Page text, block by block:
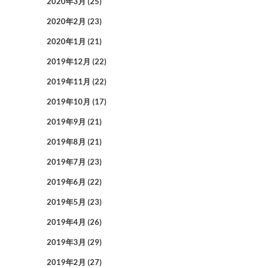
2020年2月 (23)
2020年1月 (21)
2019年12月 (22)
2019年11月 (22)
2019年10月 (17)
2019年9月 (21)
2019年8月 (21)
2019年7月 (23)
2019年6月 (22)
2019年5月 (23)
2019年4月 (26)
2019年3月 (29)
2019年2月 (27)